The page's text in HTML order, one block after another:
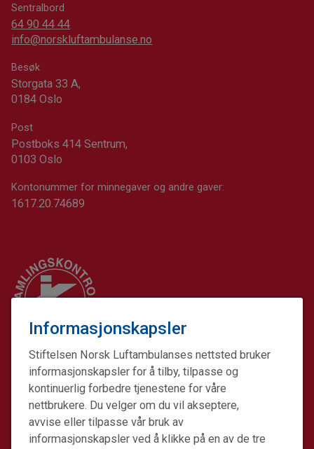
Informasjonskapsler
Stiftelsen Norsk Luftambulanses nettsted bruker
informasjonskapsler for å tilby, tilpasse og
kontinuerlig forbedre tjenestene for våre
nettbrukere. Du velger om du vil akseptere,
avvise eller tilpasse vår bruk av
informasjonskapsler ved å klikke på en av de tre
Sentralbord
64 90 44 44
info@norskluftambulanse.no
Besøk
Storgata 33 A,
0184 Oslo
Post
Postboks 414 Sentrum,
0103 Oslo
Kontonummer for minnegaver og andre gaver:
1617.20.74689